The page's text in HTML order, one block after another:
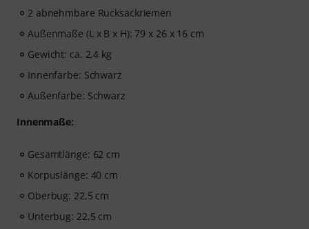
2 abnehmbare Rucksackriemen
Außenmaße (L x B x H): 79 x 26 x 16 cm
Gewicht: ca. 2,4 kg
Innenfarbe: Schwarz
Außenfarbe: Schwarz
Innenmaße:
Gesamtlänge: 62 cm
Korpuslänge: 40 cm
Oberbug: 22,5 cm
Unterbug: 22,5 cm